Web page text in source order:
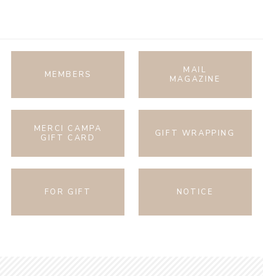
MEMBERS
MAIL
MAGAZINE
MERCI CAMPA
GIFT CARD
GIFT WRAPPING
FOR GIFT NOTICE